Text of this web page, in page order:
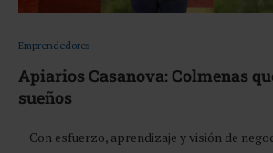
Emprendedores
Apiarios Casanova: Colmenas
sueños
Con esfuerzo, aprendizaje y visión de